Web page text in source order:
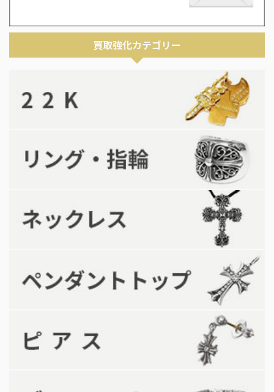
買取強化カテゴリー